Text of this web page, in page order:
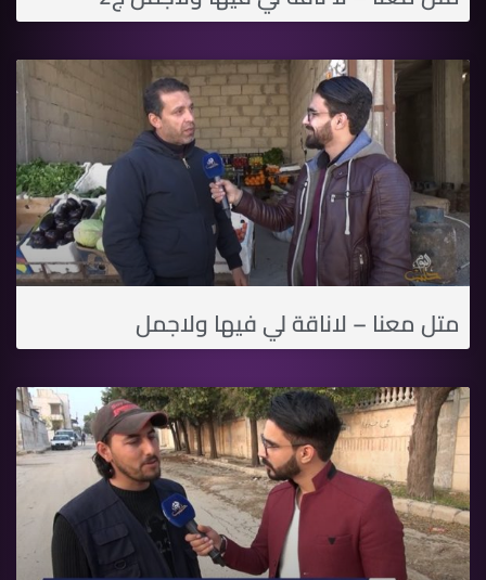
متل معنا – لاناقة لي فيها ولاجمل